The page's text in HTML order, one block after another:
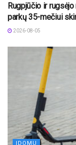
Rugpjūčio ir
parkų 35-mečiui
2026-08-05
ĮDOMU